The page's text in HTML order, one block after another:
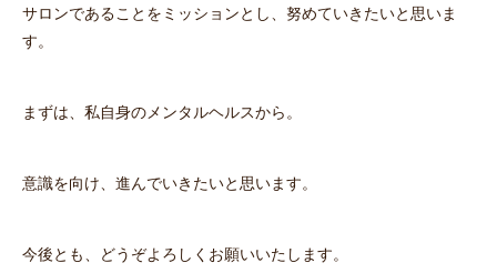
サロンであることをミッションとし、努めていきたいと思いま
す。
まずは、私自身のメンタルヘルスから。
意識を向け、進んでいきたいと思います。
今後とも、どうぞよろしくお願いいたします。